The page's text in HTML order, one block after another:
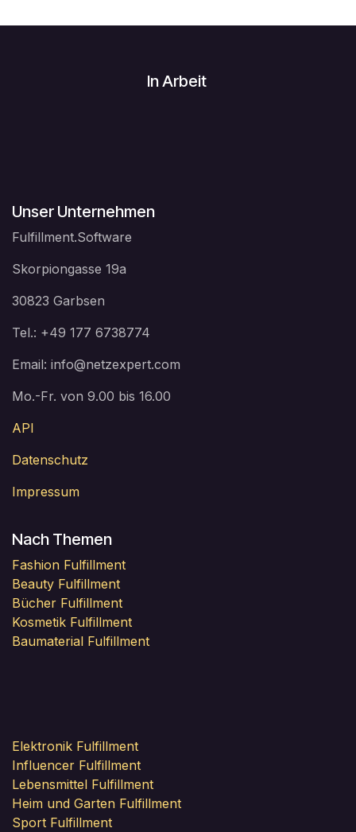
In Arbeit
Unser Unternehmen
Fulfillment.Software
Skorpiongasse 19a
30823 Garbsen
Tel.: +49 177 6738774
Email: info@netzexpert.com
Mo.-Fr. von 9.00 bis 16.00
API
Datenschutz
Impressum
Nach Themen
Fashion Fulfillment
Beauty Fulfillment
Bücher Fulfillment
Kosmetik Fulfillment
Baumaterial Fulfillment
Elektronik Fulfillment
Influencer Fulfillment
Lebensmittel Fulfillment
Heim und Garten Fulfillment
Sport Fulfillment